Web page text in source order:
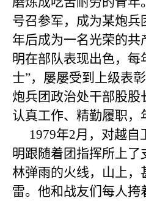
号召参军，成为某炮兵
年后成为一名光荣的共
明在部队表现出色，每
士”，屡屡受到上级表彰
炮兵团政治处干部股股
认真工作、精勤履职，
1979年2月，对越自
明跟随着团指挥所上了
林弹雨的火线，山上，
雷。他和战友们每人挎